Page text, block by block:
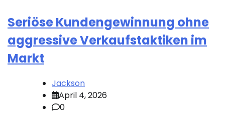
Seriöse Kundengewinnung ohne
aggressive Verkaufstaktiken im
Markt
Jackson
April 4, 2026
0